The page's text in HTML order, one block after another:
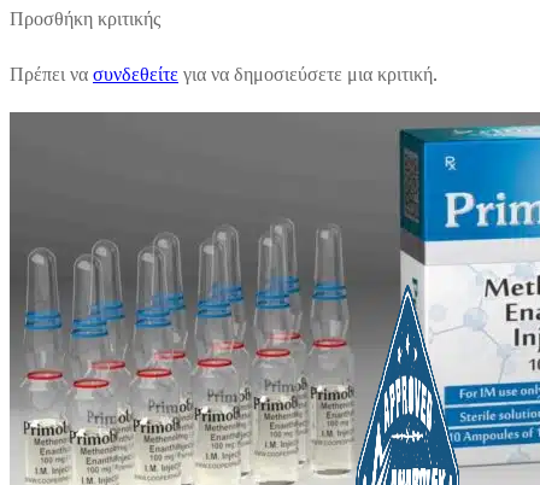
Προσθήκη κριτικής
Πρέπει να συνδεθείτε για να δημοσιεύσετε μια κριτική.